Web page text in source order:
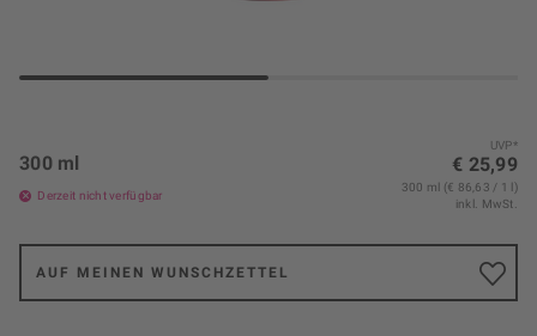
UVP*
€ 25,99
300 ml
Derzeit nicht verfügbar
300 ml (€ 86,63 / 1 l)
inkl. MwSt.
AUF MEINEN WUNSCHZETTEL